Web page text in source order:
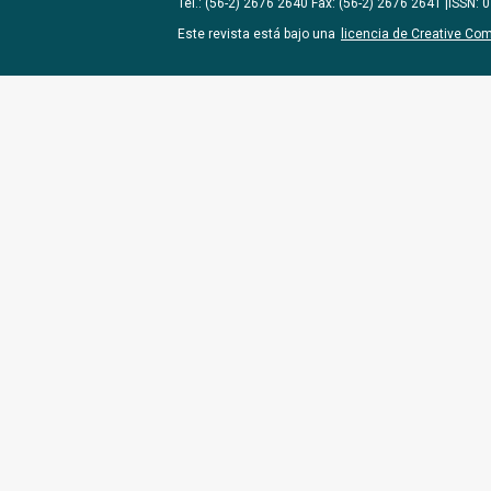
Tel.: (56-2) 2676 2640 Fax: (56-2) 2676 2641 |ISSN:
Este revista está bajo una
licencia de Creative